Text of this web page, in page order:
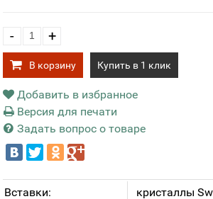
- +
В корзину Купить в 1 клик
Добавить в избранное
Версия для печати
Задать вопрос о товаре
Вставки: кристаллы